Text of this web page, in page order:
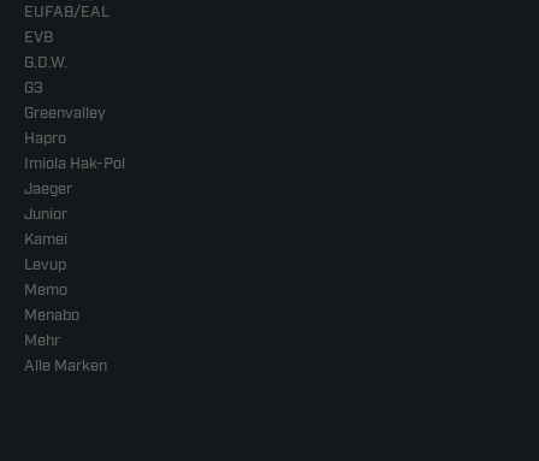
EUFAB/EAL
EVB
G.D.W.
G3
Greenvalley
Hapro
Imiola Hak-Pol
Jaeger
Junior
Kamei
Levup
Memo
Menabo
Mehr
Alle Marken